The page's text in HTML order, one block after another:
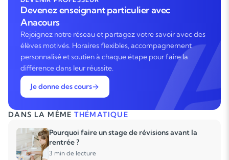
Devenez enseignant particulier avec
Anacours
Rejoignez notre réseau et partagez votre savoir avec des
élèves motivés. Horaires flexibles, accompagnement
personnalisé et soutien à chaque étape pour faire la
différence dans leur réussite.
Je donne des cours
DANS LA MÊMETHÉMATIQUE
Pourquoi faire un stage de révisions avant la
rentrée ?
3 min de lecture